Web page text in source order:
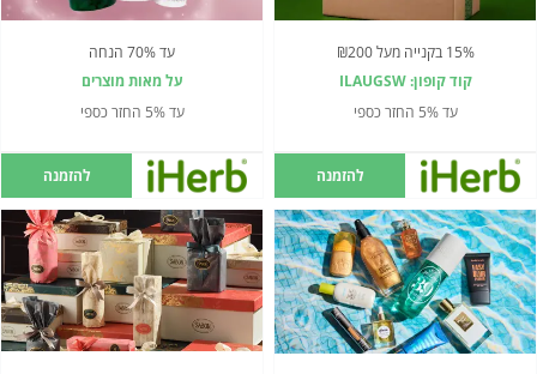
15% בקנייה מעל ₪200
קוד קופון: ILAUGSW
עד 5% החזר כספי
להזמנה
עד 70% הנחה
על מאות מוצרים
עד 5% החזר כספי
להזמנה